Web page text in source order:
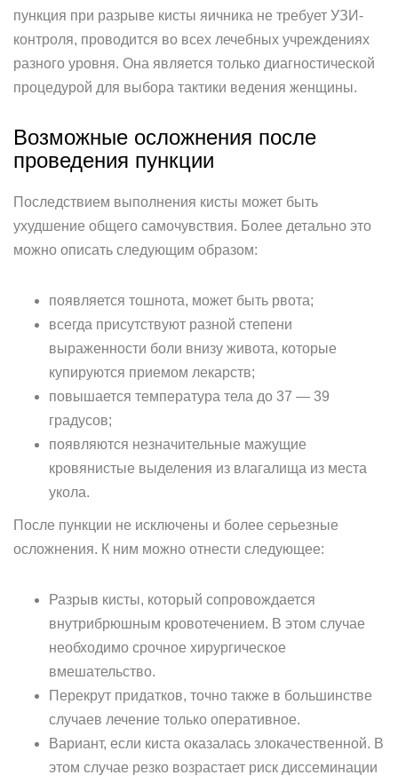
пункция при разрыве кисты яичника не требует УЗИ-
контроля, проводится во всех лечебных учреждениях
разного уровня. Она является только диагностической
процедурой для выбора тактики ведения женщины.
Возможные осложнения после
проведения пункции
Последствием выполнения кисты может быть
ухудшение общего самочувствия. Более детально это
можно описать следующим образом:
появляется тошнота, может быть рвота;
всегда присутствуют разной степени
выраженности боли внизу живота, которые
купируются приемом лекарств;
повышается температура тела до 37 — 39
градусов;
появляются незначительные мажущие
кровянистые выделения из влагалища из места
укола.
После пункции не исключены и более серьезные
осложнения. К ним можно отнести следующее:
Разрыв кисты, который сопровождается
внутрибрюшным кровотечением. В этом случае
необходимо срочное хирургическое
вмешательство.
Перекрут придатков, точно также в большинстве
случаев лечение только оперативное.
Вариант, если киста оказалась злокачественной. В
этом случае резко возрастает риск диссеминации